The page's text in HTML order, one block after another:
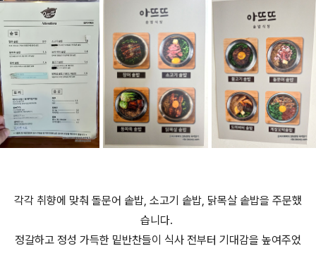
각각 취향에 맞춰 돌문어 솥밥, 소고기 솥밥, 닭목살 솥밥을 주문했
습니다.
정갈하고 정성 가득한 밑반찬들이 식사 전부터 기대감을 높여주었